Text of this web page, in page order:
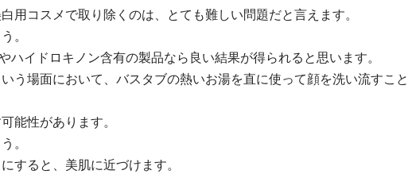
用コスメで取り除くのは、とても難しい問題だと言えます。
。
ハイドロキノン含有の製品なら良い結果が得られると思います。
う場面において、バスタブの熱いお湯を直に使って顔を洗い流すこと
能性があります。
。
すると、美肌に近づけます。